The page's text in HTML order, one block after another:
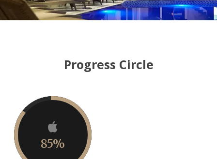
Progress Circle
85%